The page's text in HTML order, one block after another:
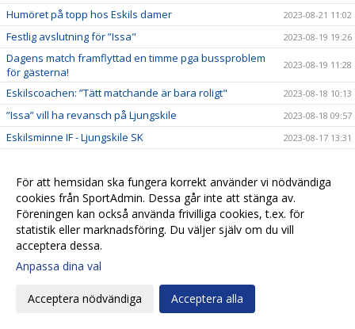
Humöret på topp hos Eskils damer 2023-08-21 11:02
Festlig avslutning för ”Issa" 2023-08-19 19:26
Dagens match framflyttad en timme pga bussproblem
för gästerna!
2023-08-19 11:28
Eskilscoachen: ”Tätt matchande är bara roligt" 2023-08-18 10:13
”Issa” vill ha revansch på Ljungskile 2023-08-18 09:57
Eskilsminne IF - Ljungskile SK 2023-08-17 13:31
Ny talang debuterar i cupen mot Värnamo 2023-08-16 09:35
Svenska Cupen: IFK Värnamo - Eskilsminne IF 2023-08-15 15:24
Eskils höststartade med seger 2023-08-12 17:54
Eskils damer tar emot Örgryte IS
Efterlängtad come back för Matilda Eriksson
Eskilsminne IF - Örgryte IS
Eskils lagkapten tror på bra höst
För att hemsidan ska fungera korrekt använder vi nödvändiga
cookies från SportAdmin. Dessa går inte att stänga av.
Föreningen kan också använda frivilliga cookies, t.ex. för
statistik eller marknadsföring. Du väljer själv om du vill
acceptera dessa.
Anpassa dina val
Acceptera nödvändiga Acceptera alla